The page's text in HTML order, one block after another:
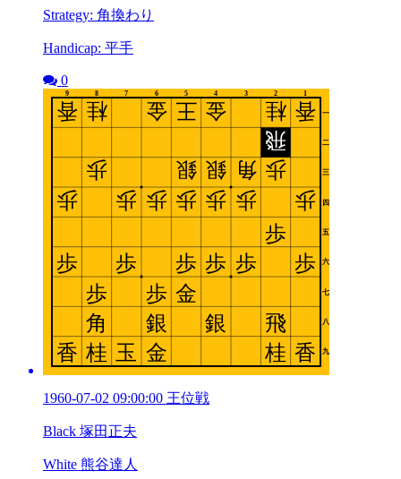
Strategy: 角換わり
Handicap: 平手
0
1960-07-02 09:00:00 王位戦
Black 塚田正夫
White 熊谷達人